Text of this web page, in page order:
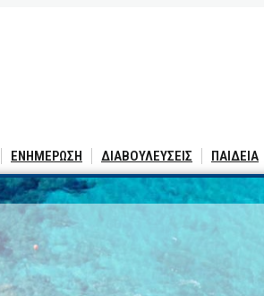
ΕΝΗΜΕΡΩΣΗ ΔΙΑΒΟΥΛΕΥΣΕΙΣ ΠΑΙΔΕΙΑ